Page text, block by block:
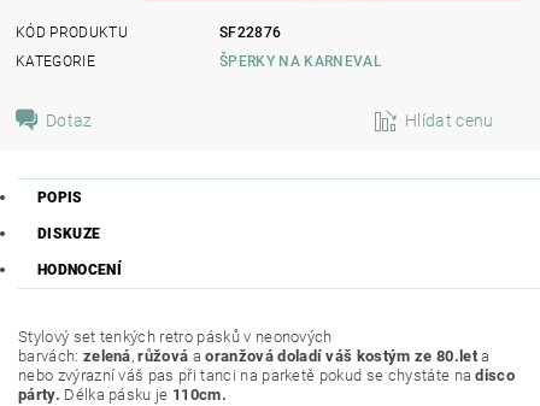
KÓD PRODUKTU
SF22876
KATEGORIE
ŠPERKY NA KARNEVAL
Dotaz Hlídat cenu
POPIS
DISKUZE
HODNOCENÍ
Stylový set tenkých retro pásků v neonových
barvách: zelená, růžová a oranžová doladí váš kostým ze 80.leta
nebo zvýrazní váš pas při tanci na parketě pokud se chystáte na disco
párty. Délka pásku je 110cm.